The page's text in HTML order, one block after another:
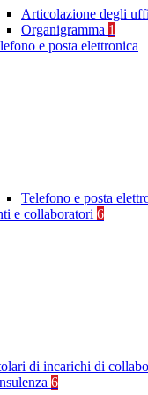
Articolazione degli
Organigramma 1
e posta elettronica
Telefono e posta
e collaboratori 6
di incarichi di
6